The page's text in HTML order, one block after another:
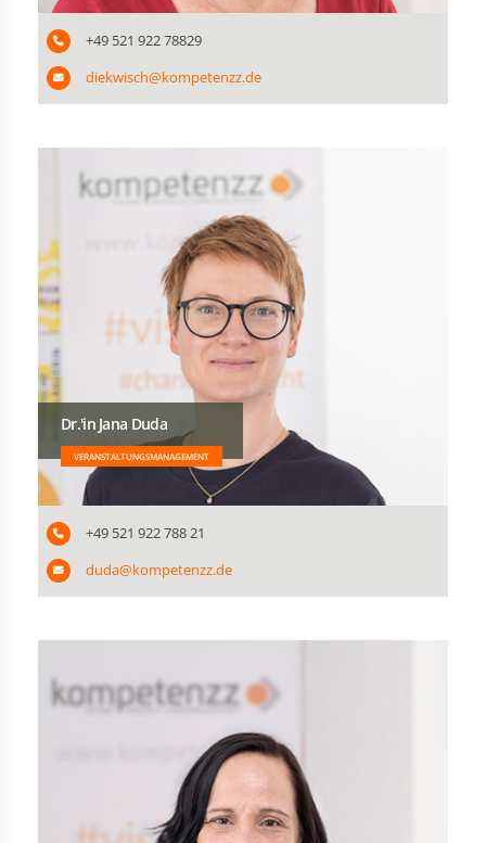
+49 521 922 78829
diekwisch@kompetenzz.de
Dr.'in Jana Duda
VERANSTALTUNGSMANAGEMENT
+49 521 922 788 21
duda@kompetenzz.de